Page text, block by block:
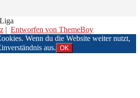
| Entworfen von ThemeBoy
Wenn du die Website weiter nutzt,
aus. OK